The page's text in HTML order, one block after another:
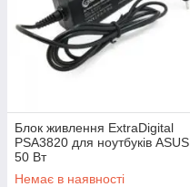
Блок живлення ExtraDigital
PSA3820 для ноутбуків ASUS
50 Вт
Немає в наявності